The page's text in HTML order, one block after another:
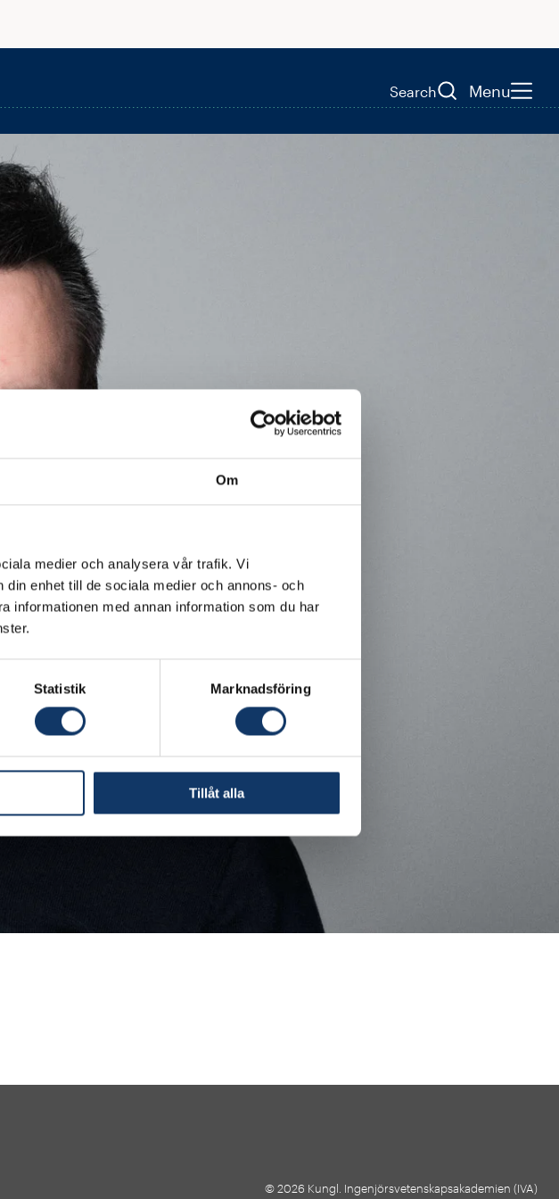
Om
medier och analysera vår trafik. Vi
enhet till de sociala medier och annons- och
informationen med annan information som du har
Statistik Marknadsföring
Tillåt alla
Search Menu
© 2026 Kungl. Ingenjörsvetenskapsakademien (IVA)